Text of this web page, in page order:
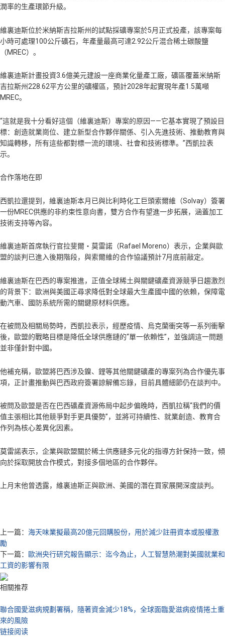
潤率的生產環節升級。
維裏迪斯位於米納斯吉拉斯州的試點採礦專案於5月正式投產，該專案每
小時可處理100公斤礦石，年產量最高可達2.92公斤混合稀土碳酸鹽
（MREC）。
維裏迪斯計畫投資3.6億美元建設一座商業化量產工廠，礦區覆蓋米納斯
吉拉斯州228.62平方公里的礦權區，預計2028年起實現年產1.5萬噸
MREC。
“這就是我十分看好這個（維裏迪斯）專案的原因——它基本實現了預設目
標：創造就業崗位、建立新型合作夥伴關係、引入先進技術、推動教育與
知識轉移，所有這些都對標一流的環境、社會和技術標準。”西凱拉表
示。
合作落地在即
西凱拉還提到，維裏迪斯本月已與比利時化工巨頭索爾維（Solvay）簽署
一份MREC供應的非約束性意向書，雙方合作有望進一步拓展，涵蓋加工
技術支持等內容。
維裏迪斯首席執行官拉斐爾・莫雷諾（Rafael Moreno）表示，企業與歐
盟的談判已進入後期階段，與索爾維的合作協議預計7月底前敲定。
維裏迪斯在巴西的專案推進，正值全球稀土與關鍵礦產資源競爭日趨激烈
的背景下：歐洲與美國正尋求降低對全球最大生產國中國的依賴，保障電
動汽車、國防系統所需的關鍵原材料供應。
在被問及相關局勢時，西凱拉表示，經歷疫情、烏克蘭衝突等一系列衝擊
後，歐盟的戰略目標是降低全球供應鏈的“單一依賴性”，並強調這一問題
並非僅針對中國。
他補充稱，歐盟將巴西涉及鎳、鋰等其他關鍵礦產的專案列為合作優先事
項，正計畫推動與巴西政府簽署諒解備忘錄，目前具體細節仍在談判中。
被問及歐盟是否在巴西礦產資源佈局中起步偏晚時，西凱拉稱“我們的價
值主張相比其他競爭對手更具優勢”，並將可持續性、就業創造、教育合
作列為核心差異化因素。
莫雷諾表示，企業與歐盟關於稀土供應鏈多元化的指導方針保持一致，傾
向於採取開放合作模式，對接多個地區的合作夥伴。
上月末他曾透露，維裏迪斯正與歐洲、美國的潛在買家展開深度談判。
上一篇： 海天味業擬最高20億元回購股份，用於減少註冊資本或股權激
勵
下一篇：
歐洲央行研究報告顯示：迄今為止，人工智慧熱潮對美國就業和
工資的影響有限
相關推荐
聯合國愛滋病規劃署稱，隨著資金減少18%，全球面臨愛滋病疫情捲土重
來的風險
链接阅读